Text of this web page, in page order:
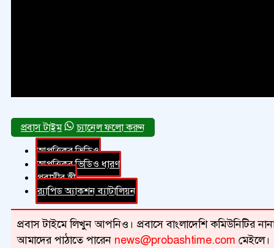
চ্যানেল ফলো করুন
আপত্তিকর ভিডিও
আপত্তিকর ভিডিও ধারণ
প্রবাসীর স্ত্রী
র‍্যাপিড অ্যাকশন ব্যাটালিয়ন
প্রবাস টাইমে লিখুন আপনিও। প্রবাসে বাংলাদেশি কমিউনিটির
আমাদের পাঠাতে পারেন news@probashtime.com মেইলে।